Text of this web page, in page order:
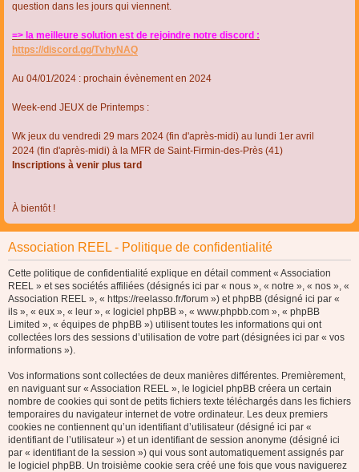
question dans les jours qui viennent.
=> la meilleure solution est de rejoindre notre discord :
https://discord.gg/TvhyNAQ
Au 04/01/2024 : prochain évènement en 2024
Week-end JEUX de Printemps :
Wk jeux du vendredi 29 mars 2024 (fin d'après-midi) au lundi 1er avril
2024 (fin d'après-midi) à la MFR de Saint-Firmin-des-Près (41)
Inscriptions à venir plus tard
À bientôt !
Association REEL - Politique de confidentialité
Cette politique de confidentialité explique en détail comment « Association
REEL » et ses sociétés affiliées (désignés ici par « nous », « notre », « nos », «
Association REEL », « https://reelasso.fr/forum ») et phpBB (désigné ici par «
ils », « eux », « leur », « logiciel phpBB », « www.phpbb.com », « phpBB
Limited », « équipes de phpBB ») utilisent toutes les informations qui ont
collectées lors des sessions d’utilisation de votre part (désignées ici par « vos
informations »).
Vos informations sont collectées de deux manières différentes. Premièrement,
en naviguant sur « Association REEL », le logiciel phpBB créera un certain
nombre de cookies qui sont de petits fichiers texte téléchargés dans les fichiers
temporaires du navigateur internet de votre ordinateur. Les deux premiers
cookies ne contiennent qu’un identifiant d’utilisateur (désigné ici par «
identifiant de l’utilisateur ») et un identifiant de session anonyme (désigné ici
par « identifiant de la session ») qui vous sont automatiquement assignés par
le logiciel phpBB. Un troisième cookie sera créé une fois que vous naviguerez